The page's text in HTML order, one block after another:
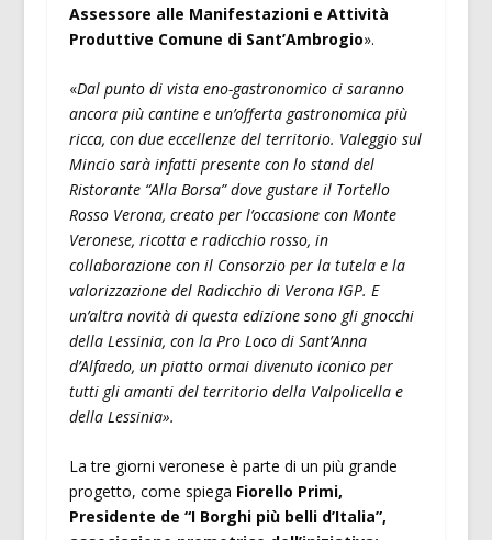
Assessore alle Manifestazioni e Attività
Produttive Comune di Sant’Ambrogio».
«Dal punto di vista eno-gastronomico ci saranno
ancora più cantine e un’offerta gastronomica più
ricca, con due eccellenze del territorio. Valeggio sul
Mincio sarà infatti presente con lo stand del
Ristorante “Alla Borsa” dove gustare il Tortello
Rosso Verona, creato per l’occasione con Monte
Veronese, ricotta e radicchio rosso, in
collaborazione con il Consorzio per la tutela e la
valorizzazione del Radicchio di Verona IGP. E
un’altra novità di questa edizione sono gli gnocchi
della Lessinia, con la Pro Loco di Sant’Anna
d’Alfaedo, un piatto ormai divenuto iconico per
tutti gli amanti del territorio della Valpolicella e
della Lessinia».
La tre giorni veronese è parte di un più grande
progetto, come spiega Fiorello Primi,
Presidente de “I Borghi più belli d’Italia”,